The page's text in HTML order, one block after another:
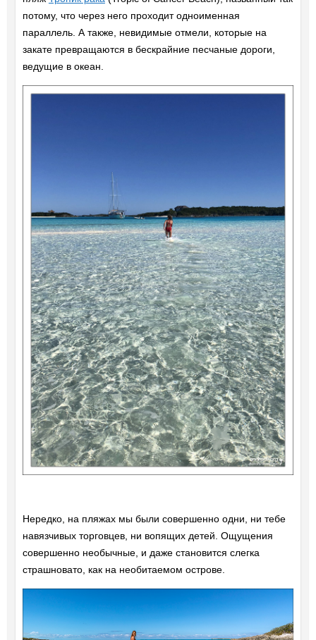
потому, что через него проходит одноименная
параллель. А также, невидимые отмели, которые на
закате превращаются в бескрайние песчаные дороги,
ведущие в океан.
Нередко, на пляжах мы были совершенно одни, ни тебе
навязчивых торговцев, ни вопящих детей. Ощущения
совершенно необычные, и даже становится слегка
страшновато, как на необитаемом острове.